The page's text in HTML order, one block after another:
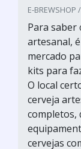
E-BREWSHOP
Para saber
artesanal,
mercado
kits para
O local
cerveja
completos,
cervejas